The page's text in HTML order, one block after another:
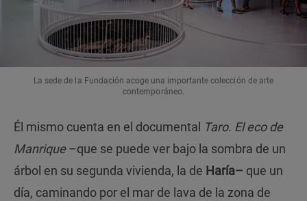
La sede de la Fundación acoge una importante colección de arte
contemporáneo.
Él mismo cuenta en el documental Taro. El eco de
Manrique–que se puede ver bajo la sombra de un
árbol en su segunda vivienda, la de Haría– que un
día, caminando por el mar de lava de la zona de